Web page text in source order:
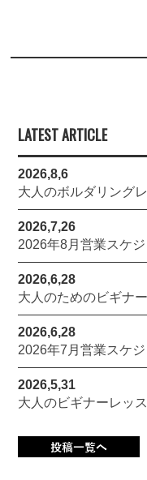
LATEST ARTICLE
2026,8,6
大人のボルダリング
2026,7,26
2026年8月営業スケ
2026,6,28
大人のためのビギナ
2026,6,28
2026年7月営業スケ
2026,5,31
大人のビギナーレッ